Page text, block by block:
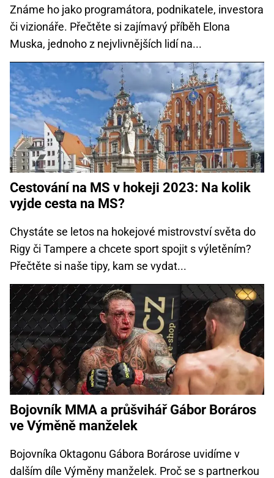
Známe ho jako programátora, podnikatele, investora
či vizionáře. Přečtěte si zajímavý příběh Elona
Muska, jednoho z nejvlivnějších lidí na...
Cestování na MS v hokeji 2023: Na kolik
vyjde cesta na MS?
Chystáte se letos na hokejové mistrovství světa do
Rigy či Tampere a chcete sport spojit s výletěním?
Přečtěte si naše tipy, kam se vydat...
Bojovník MMA a průšvihář Gábor Boráros
ve Výměně manželek
Bojovníka Oktagonu Gábora Borárose uvidíme v
dalším díle Výměny manželek. Proč se s partnerkou